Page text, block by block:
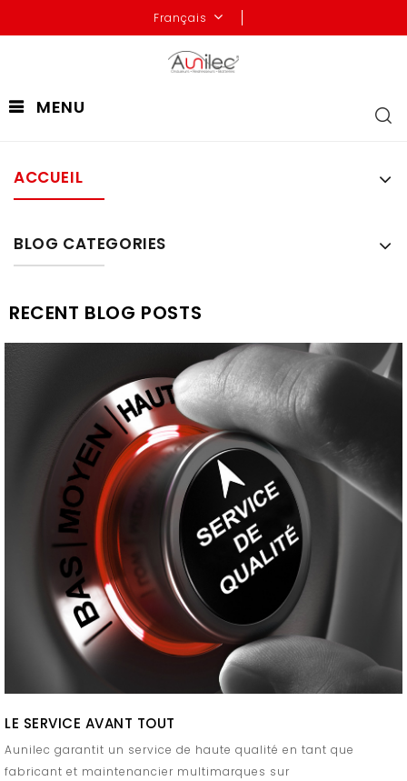
Français
MENU
ACCUEIL
BLOG CATEGORIES
RECENT BLOG POSTS
LE SERVICE AVANT TOUT
Aunilec garantit un service de haute qualité en tant que
fabricant et maintenancier multimarques sur